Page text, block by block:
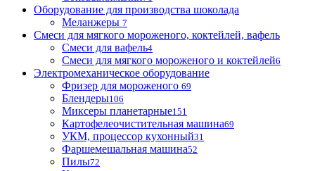
Оборудование для производства шоколада
Меланжеры 7
Смеси для мягкого мороженого, коктейлей, вафель
Смеси для вафель4
Смеси для мягкого мороженого и коктейлей6
Электромеханическое оборудование
Фризер для мороженого 69
Блендеры106
Миксеры планетарные151
Картофелеочистительная машина69
УКМ, процессор кухонный31
Фаршемешальная машина52
Пилы72